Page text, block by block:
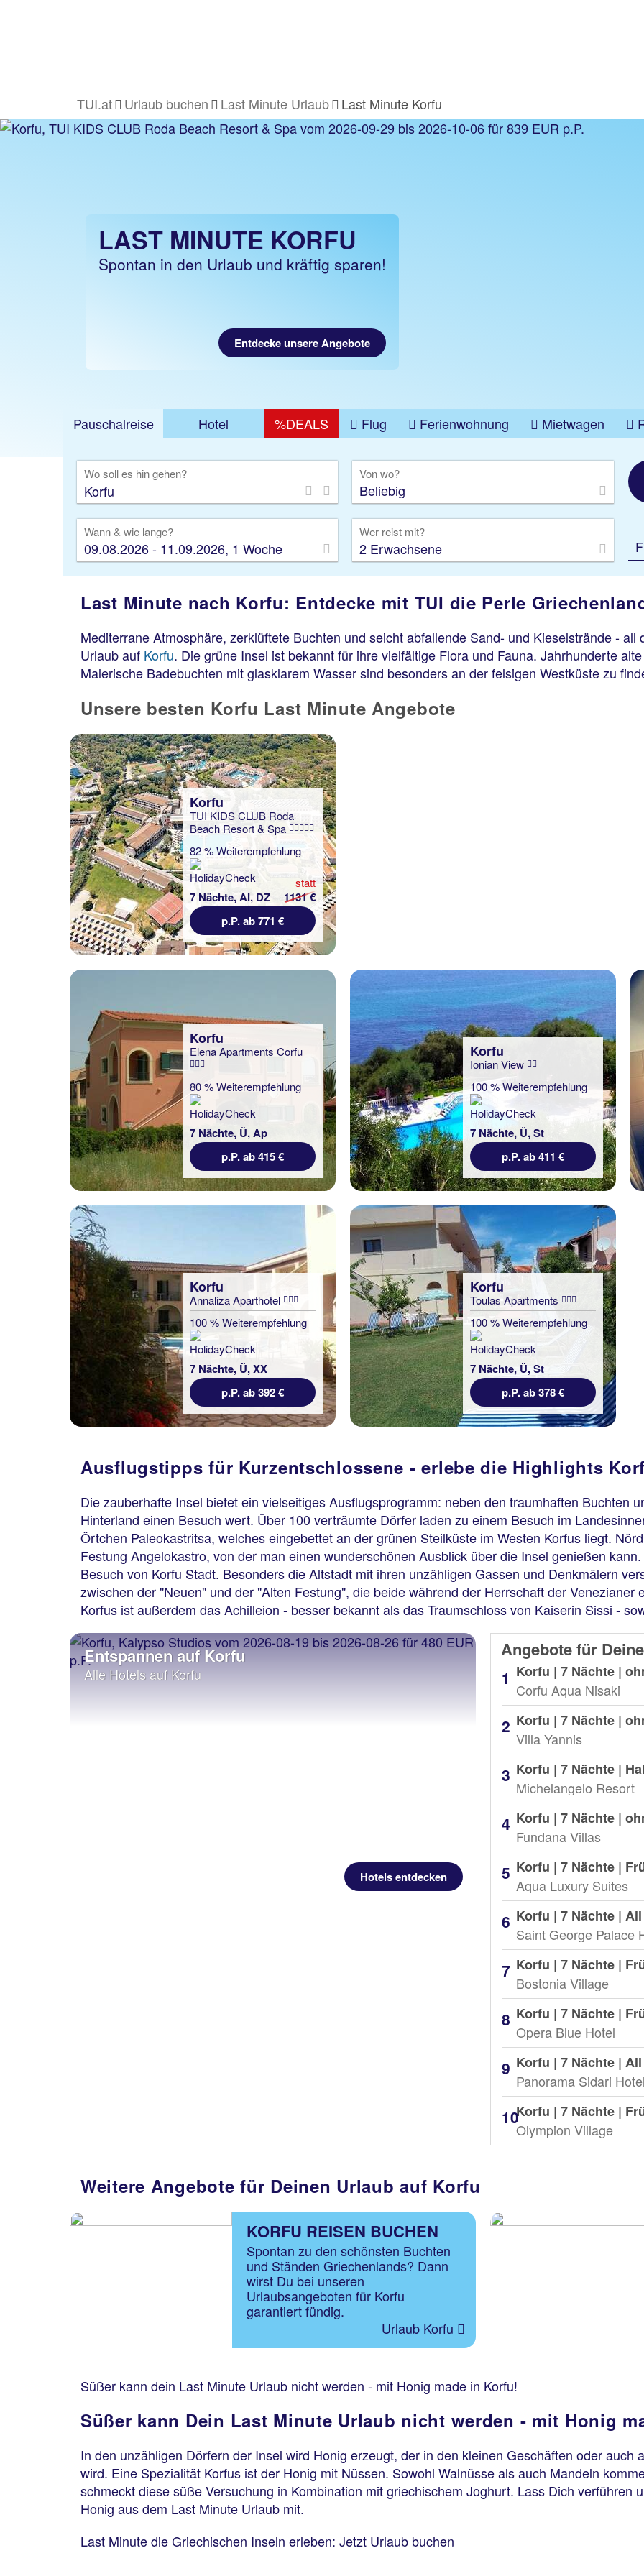
TUI.at Urlaub buchen Last Minute Urlaub Last Minute Korfu
LAST MINUTE KORFU
Spontan in den Urlaub und kräftig sparen!
Entdecke unsere Angebote
Pauschalreise Hotel %DEALS Flug Ferienwohnung Mietwagen
Wo soll es hin gehen? Von wo?
Beliebig
Wann & wie lange?
09.08.2026 - 11.09.2026, 1 Woche
Wer reist mit?
2 Erwachsene
Last Minute nach Korfu: Entdecke mit TUI die Perle
Mediterrane Atmosphäre, zerklüftete Buchten und seicht abfallende Sand- und Kieselstrände -
Urlaub auf Korfu. Die grüne Insel ist bekannt für ihre vielfältige Flora und Fauna. Jahrhunderte
Malerische Badebuchten mit glasklarem Wasser sind besonders an der felsigen Westküste zu
Unsere besten Korfu Last Minute Angebote
Korfu
TUI KIDS CLUB Roda
Beach Resort & Spa
82 % Weiterempfehlung
7 Nächte, AI, DZ
statt
1131 €
p.P. ab 771 €
Korfu
Tellis Pension
100 % Weiterempfehlung
7 Nächte, ÜF, XX
Korfu
Elena Apartments Corfu
80 % Weiterempfehlung
7 Nächte, Ü, Ap
p.P. ab 415 €
Korfu
Ionian View
100 % Weiterempfehlung
7 Nächte, Ü, St
p.P. ab 411 €
Korfu
Annaliza Aparthotel
100 % Weiterempfehlung
7 Nächte, Ü, XX
p.P. ab 392 €
Korfu
Toulas Apartments
100 % Weiterempfehlung
7 Nächte, Ü, St
p.P. ab 378 €
Ausflugstipps für Kurzentschlossene - erlebe die Highlights
Die zauberhafte Insel bietet ein vielseitiges Ausflugsprogramm: neben den traumhaften Buchten
Hinterland einen Besuch wert. Über 100 verträumte Dörfer laden zu einem Besuch im
Örtchen Paleokastritsa, welches eingebettet an der grünen Steilküste im Westen Korfus liegt.
Festung Angelokastro, von der man einen wunderschönen Ausblick über die Insel genießen
Besuch von Korfu Stadt. Besonders die Altstadt mit ihren unzähligen Gassen und Denkmälern
zwischen der "Neuen" und der "Alten Festung", die beide während der Herrschaft der Venezianer
Korfus ist außerdem das Achilleion - besser bekannt als das Traumschloss von Kaiserin Sissi -
Entspannen auf Korfu
Alle Hotels auf Korfu
Hotels entdecken
Angebote für
Korfu | 7 Nächte |
Corfu Aqua Nisaki
Korfu | 7 Nächte |
Villa Yannis
Korfu | 7 Nächte |
Michelangelo Resort
Korfu | 7 Nächte |
Fundana Villas
Korfu | 7 Nächte |
Aqua Luxury Suites
Korfu | 7 Nächte |
Saint George Palace
Korfu | 7 Nächte |
Bostonia Village
Korfu | 7 Nächte |
Opera Blue Hotel
Korfu | 7 Nächte |
Panorama Sidari Hotel
Korfu | 7 Nächte |
Olympion Village
Weitere Angebote für Deinen Urlaub auf Korfu
KORFU REISEN BUCHEN
Spontan zu den schönsten Buchten
und Ständen Griechenlands? Dann
wirst Du bei unseren
Urlaubsangeboten für Korfu
garantiert fündig.
Urlaub Korfu
Süßer kann dein Last Minute Urlaub nicht werden - mit Honig made in Korfu!
Süßer kann Dein Last Minute Urlaub nicht werden - mit Honig
In den unzähligen Dörfern der Insel wird Honig erzeugt, der in den kleinen Geschäften oder auch
wird. Eine Spezialität Korfus ist der Honig mit Nüssen. Sowohl Walnüsse als auch Mandeln
schmeckt diese süße Versuchung in Kombination mit griechischem Joghurt. Lass Dich verführen
Honig aus dem Last Minute Urlaub mit.
Last Minute die Griechischen Inseln erleben: Jetzt Urlaub buchen